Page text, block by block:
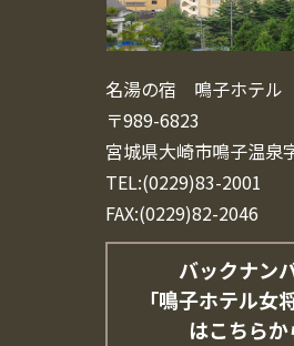
名湯の宿 鳴子ホテル
〒989-6823
宮城県大崎市鳴子温泉
TEL:(0229)83-2001
FAX:(0229)82-2046
バックナン
「鳴子ホテル女
はこちらか